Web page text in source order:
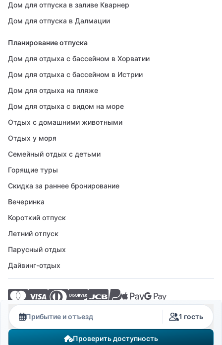
Прибытие и отъезд 1 гость
Проверить доступность
Дом для отпуска в заливе Кварнер
Дом для отпуска в Далмации
Планирование отпуска
Дом для отдыха с бассейном в Хорватии
Дом для отдыха с бассейном в Истрии
Дом для отдыха на пляже
Дом для отдыха с видом на море
Отдых с домашними животными
Отдых у моря
Семейный отдых с детьми
Горящие туры
Скидка за раннее бронирование
Вечеринка
Короткий отпуск
Летний отпуск
Парусный отдых
Дайвинг-отдых
© 2026 Crovillas GmbH